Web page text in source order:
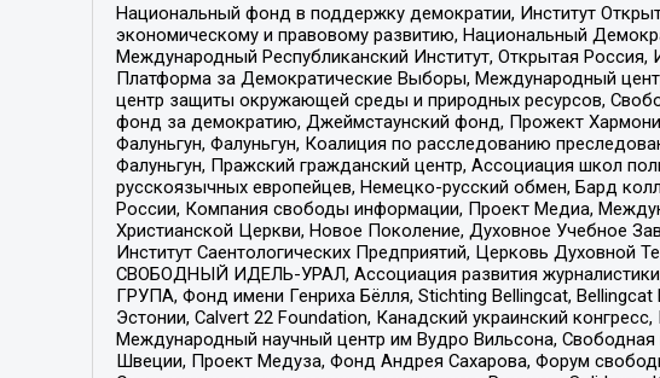
Национальный фонд в поддержку демократии, Институт
экономическому и правовому развитию, Национальный
Международный Республиканский Институт, Открытая Россия,
Платформа за Демократические Выборы, Международный
центр защиты окружающей среды и природных ресурсов,
фонд за демократию, Джеймстаунский фонд, Прожект
Фалуньгун, Фалуньгун, Коалиция по расследованию
Фалуньгун, Пражский гражданский центр, Ассоциация школ
русскоязычных европейцев, Немецко-русский обмен, Бард
России, Компания свободы информации, Проект Медиа,
Христианской Церкви, Новое Поколение, Духовное Учебное
Институт Саентологических Предприятий, Церковь Духовной
СВОБОДНЫЙ ИДЕЛЬ-УРАЛ, Ассоциация развития
ГРУПА, Фонд имени Генриха Бёлля, Stichting Bellingcat,
Эстонии, Calvert 22 Foundation, Канадский украинский
Международный научный центр им Вудро Вильсона, Свободная
Швеции, Проект Медуза, Фонд Андрея Сахарова, Форум